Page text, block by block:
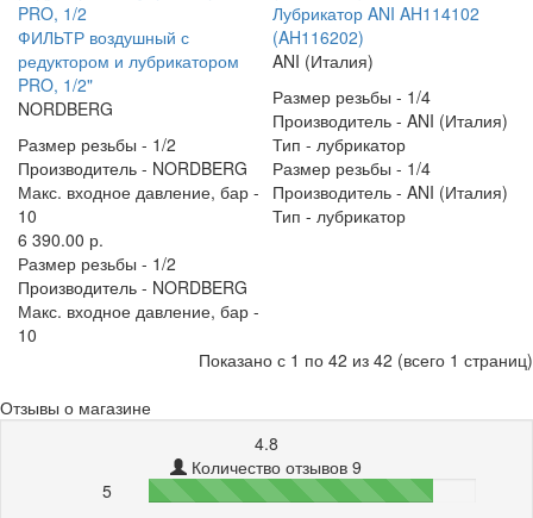
ФИЛЬТР воздушный с
редуктором и лубрикатором
PRO, 1/2"
NORDBERG
Размер резьбы - 1/2
Производитель - NORDBERG
Макс. входное давление, бар -
10
6 390.00 р.
Размер резьбы - 1/2
Производитель - NORDBERG
Макс. входное давление, бар -
10
Лубрикатор ANI AH114102
(AH116202)
ANI (Италия)
Размер резьбы - 1/4
Производитель - ANI (Италия)
Тип - лубрикатор
Размер резьбы - 1/4
Производитель - ANI (Италия)
Тип - лубрикатор
Показано с 1 по 42 из 42 (всего 1 страниц)
Отзывы о магазине
4.8
Количество отзывов 9
5
87%